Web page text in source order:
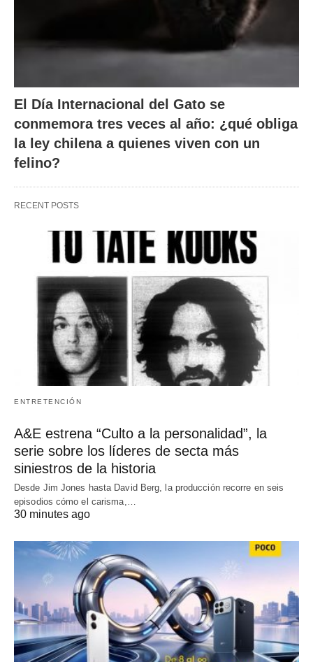
El Día Internacional del Gato se
conmemora tres veces al año: ¿qué obliga
la ley chilena a quienes viven con un
felino?
RECENT POSTS
ENTRETENCIÓN
A&E estrena “Culto a la personalidad”, la
serie sobre los líderes de secta más
siniestros de la historia
Desde Jim Jones hasta David Berg, la producción recorre en seis
episodios cómo el carisma,…
30 minutes ago